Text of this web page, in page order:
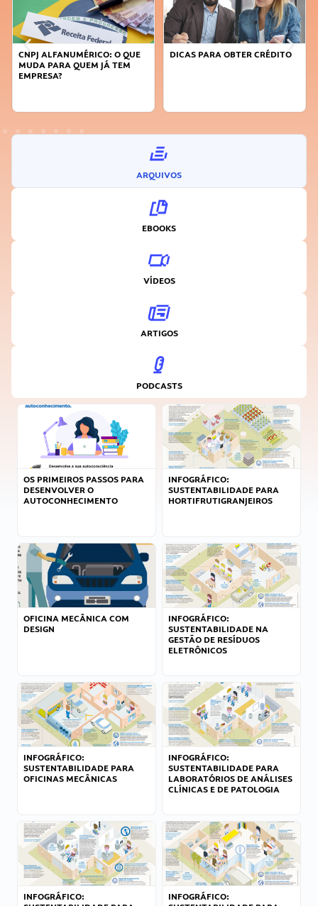
CNPJ ALFANUMÉRICO: O QUE
MUDA PARA QUEM JÁ TEM
EMPRESA?
DICAS PARA OBTER CRÉDITO
ARQUIVOS
EBOOKS
VÍDEOS
ARTIGOS
PODCASTS
OS PRIMEIROS PASSOS PARA
DESENVOLVER O
AUTOCONHECIMENTO
INFOGRÁFICO:
SUSTENTABILIDADE PARA
HORTIFRUTIGRANJEIROS
OFICINA MECÂNICA COM
DESIGN
INFOGRÁFICO:
SUSTENTABILIDADE NA
GESTÃO DE RESÍDUOS
ELETRÔNICOS
INFOGRÁFICO:
SUSTENTABILIDADE PARA
OFICINAS MECÂNICAS
INFOGRÁFICO:
SUSTENTABILIDADE PARA
LABORATÓRIOS DE ANÁLISES
CLÍNICAS E DE PATOLOGIA
INFOGRÁFICO:
INFOGRÁFICO: